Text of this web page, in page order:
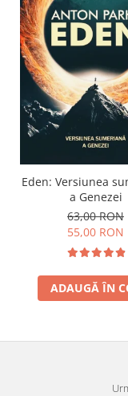
Eden: Versiunea
a Genezei
63,00 RON
55,00 RON
ADAUGĂ ÎN